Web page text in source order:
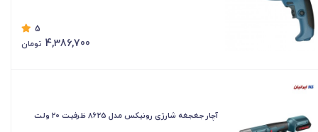
5
4,386,700 تومان
آچار جغجغه شارژی رونیکس مدل 8625 ظرفیت ۲۰ ولت